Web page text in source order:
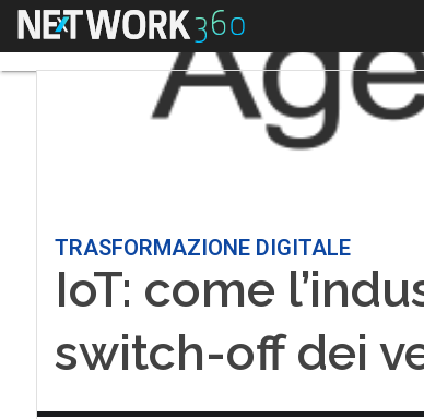
Menu
TRASFORMAZIONE DIGITALE
IoT: come
switch-off dei